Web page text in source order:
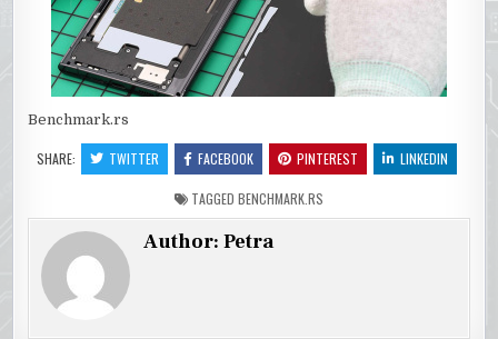
Benchmark.rs
SHARE: TWITTER FACEBOOK PINTEREST LINKEDIN
TAGGED BENCHMARK.RS
Author:Petra